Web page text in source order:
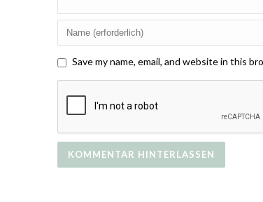
Save my name, email, and website in this